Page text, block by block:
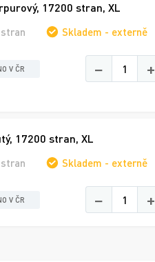
17200 stran, XL
stran Skladem - externě
V ČR − +
17200 stran, XL
stran Skladem - externě
V ČR − +